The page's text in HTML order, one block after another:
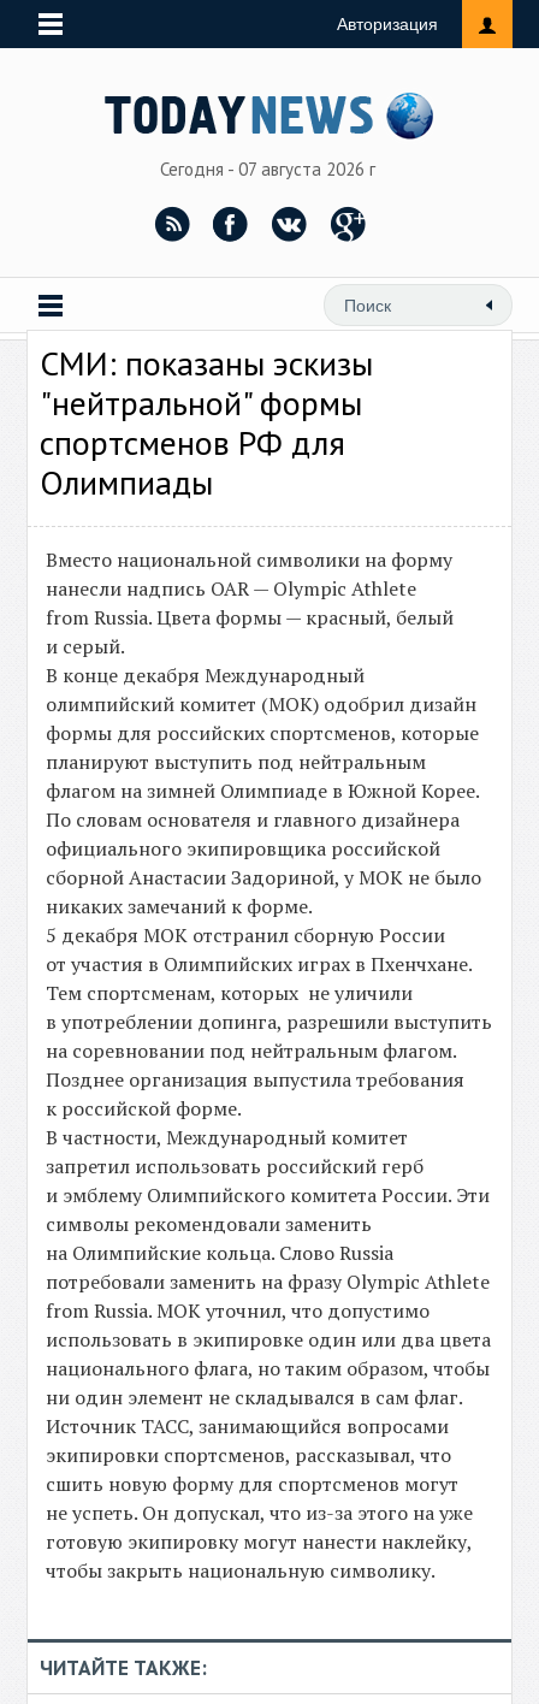
Авторизация
Сегодня - 07 августа 2026 г
СМИ: показаны эскизы
"нейтральной" формы
спортсменов РФ для
Олимпиады
Вместо национальной символики на форму
нанесли надпись OAR — Olympic Athlete
from Russia. Цвета формы — красный, белый
и серый.
В конце декабря Международный
олимпийский комитет (МОК) одобрил дизайн
формы для российских спортсменов, которые
планируют выступить под нейтральным
флагом на зимней Олимпиаде в Южной Корее.
По словам основателя и главного дизайнера
официального экипировщика российской
сборной Анастасии Задориной, у МОК не было
никаких замечаний к форме.
5 декабря МОК отстранил сборную России
от участия в Олимпийских играх в Пхенчхане.
Тем спортсменам, которых не уличили
в употреблении допинга, разрешили выступить
на соревновании под нейтральным флагом.
Позднее организация выпустила требования
к российской форме.
В частности, Международный комитет
запретил использовать российский герб
и эмблему Олимпийского комитета России. Эти
символы рекомендовали заменить
на Олимпийские кольца. Слово Russia
потребовали заменить на фразу Olympic Athlete
from Russia. МОК уточнил, что допустимо
использовать в экипировке один или два цвета
национального флага, но таким образом, чтобы
ни один элемент не складывался в сам флаг.
Источник ТАСС, занимающийся вопросами
экипировки спортсменов, рассказывал, что
сшить новую форму для спортсменов могут
не успеть. Он допускал, что из-за этого на уже
готовую экипировку могут нанести наклейку,
чтобы закрыть национальную символику.
ЧИТАЙТЕ ТАКЖЕ: